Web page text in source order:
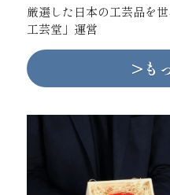
厳選した日本の工芸品を
工芸堂」運営
>も